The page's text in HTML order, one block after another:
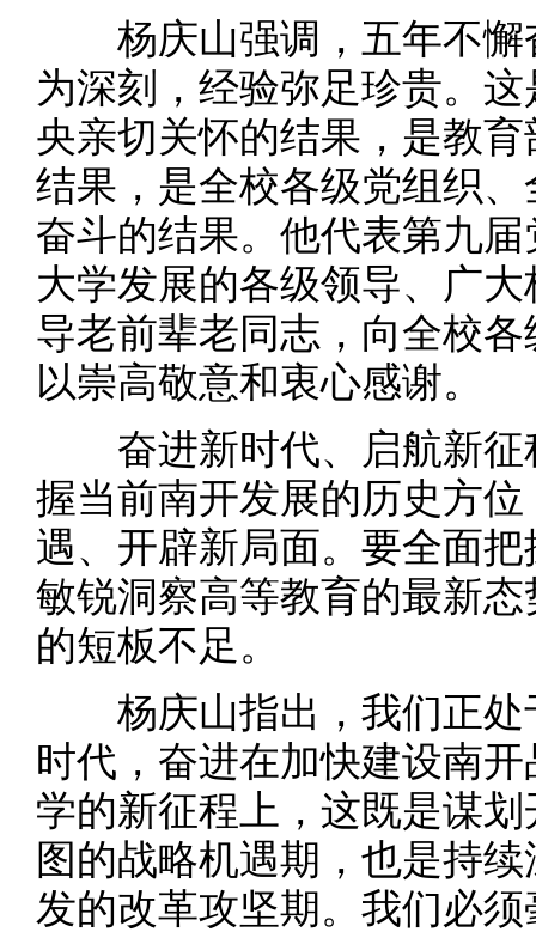
杨庆山强调，五年不懈
为深刻，经验弥足珍贵。
央亲切关怀的结果，是教
结果，是全校各级党组织
奋斗的结果。他代表第九
大学发展的各级领导、广
导老前辈老同志，向全校
以崇高敬意和衷心感谢。
奋进新时代、启航新征
握当前南开发展的历史方
遇、开辟新局面。要全面
敏锐洞察高等教育的最新
的短板不足。
杨庆山指出，我们正处
时代，奋进在加快建设南
学的新征程上，这既是谋
图的战略机遇期，也是持
发的改革攻坚期。我们必